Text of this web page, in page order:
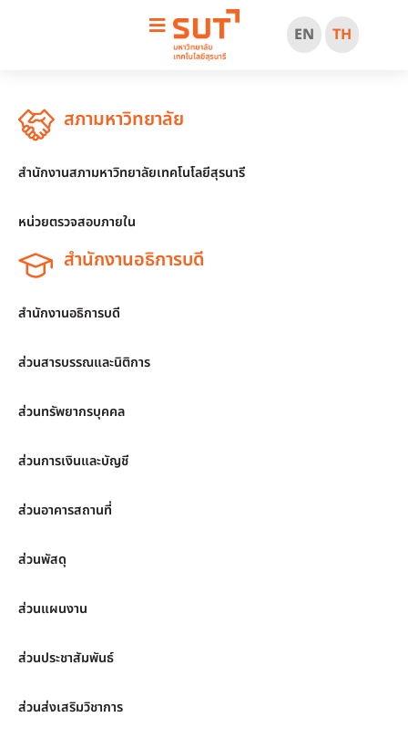
EN TH
สภามหาวิทยาลัย
สำนักงานสภามหาวิทยาลัยเทคโนโลยีสุรนารี
หน่วยตรวจสอบภายใน
สำนักงานอธิการบดี
สำนักงานอธิการบดี
ส่วนสารบรรณและนิติการ
ส่วนทรัพยากรบุคคล
ส่วนการเงินและบัญชี
ส่วนอาคารสถานที่
ส่วนพัสดุ
ส่วนแผนงาน
ส่วนประชาสัมพันธ์
ส่วนส่งเสริมวิชาการ